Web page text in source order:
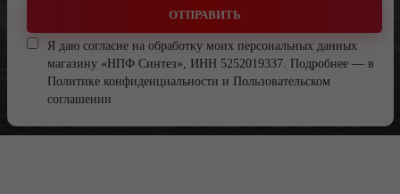
ОТПРАВИТЬ
Я даю согласие на обработку моих персональных данных
магазину «НПФ Синтез», ИНН 5252019337. Подробнее — в
Политике конфиденциальности и Пользовательском
соглашении